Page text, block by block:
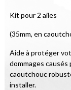
Kit pour 2 ailes
(35mm, en
Aide à protéger
dommages
caoutchouc
installer.